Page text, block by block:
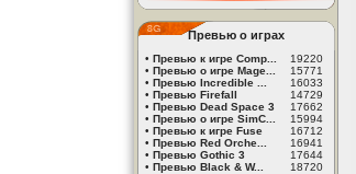
Превью о играх
• Превью к игре Comp...
19220
• Превью о игре Mage...
15771
• Превью Incredible ...
16033
• Превью Firefall
14729
• Превью Dead Space 3
17662
• Превью о игре SimC...
15994
• Превью к игре Fuse
16712
• Превью Red Orche...
16941
• Превью Gothic 3
17644
• Превью Black & W... 18720